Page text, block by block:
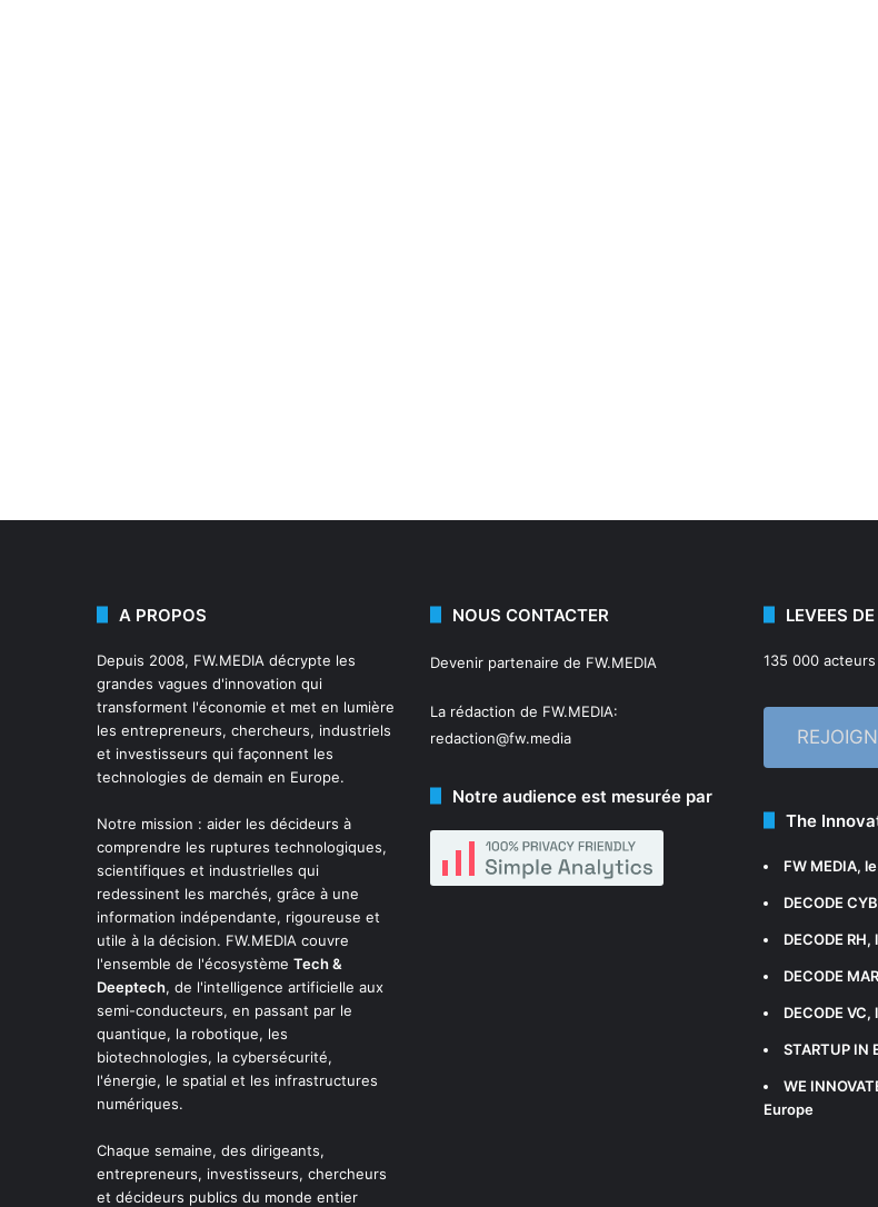
A PROPOS
Depuis 2008, FW.MEDIA décrypte les
grandes vagues d'innovation qui
transforment l'économie et met en lumière
les entrepreneurs, chercheurs, industriels
et investisseurs qui façonnent les
technologies de demain en Europe.
Notre mission : aider les décideurs à
comprendre les ruptures technologiques,
scientifiques et industrielles qui
redessinent les marchés, grâce à une
information indépendante, rigoureuse et
utile à la décision. FW.MEDIA couvre
l'ensemble de l'écosystème Tech &
Deeptech, de l'intelligence artificielle aux
semi-conducteurs, en passant par le
quantique, la robotique, les
biotechnologies, la cybersécurité,
l'énergie, le spatial et les infrastructures
numériques.
Chaque semaine, des dirigeants,
entrepreneurs, investisseurs, chercheurs
et décideurs publics du monde entier
NOUS CONTACTER
Devenir partenaire de FW.MEDIA
La rédaction de FW.MEDIA:
redaction@fw.media
Notre audience est mesurée par
LEVEES
135 000
The
FW MEDIA,
DECODE
DECODE RH,
DECODE
DECODE VC,
STARTUP IN
WE
Europe